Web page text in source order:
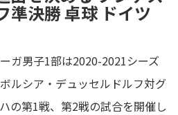
準決勝 卓球 ドイツ
ガ男子1部は2020-2021シーズ
ルシア・デュッセルドルフ対グ
の第1戦、第2戦の試合を開催し